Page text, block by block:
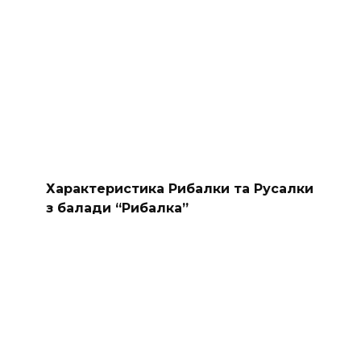
Характеристика Рибалки та Русалки
з балади “Рибалка”